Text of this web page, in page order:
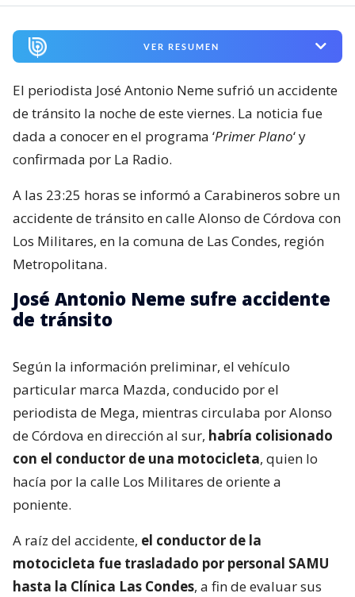
VER RESUMEN
El periodista José Antonio Neme sufrió un accidente
de tránsito la noche de este viernes. La noticia fue
dada a conocer en el programa ‘Primer Plano‘ y
confirmada por La Radio.
A las 23:25 horas se informó a Carabineros sobre un
accidente de tránsito en calle Alonso de Córdova con
Los Militares, en la comuna de Las Condes, región
Metropolitana.
José Antonio Neme sufre accidente
de tránsito
Según la información preliminar, el vehículo
particular marca Mazda, conducido por el
periodista de Mega, mientras circulaba por Alonso
de Córdova en dirección al sur, habría colisionado
con el conductor de una motocicleta, quien lo
hacía por la calle Los Militares de oriente a
poniente.
A raíz del accidente, el conductor de la
motocicleta fue trasladado por personal SAMU
hasta la Clínica Las Condes, a fin de evaluar sus